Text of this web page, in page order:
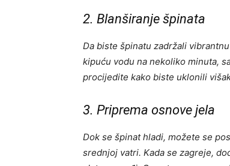
2. Blanširanje špinata
Da biste špinatu zadržali
kipuću vodu na nekoliko minuta,
procijedite kako biste uklonili
3. Priprema osnove jela
Dok se špinat hladi, možete se
srednjoj vatri. Kada se zagreje,